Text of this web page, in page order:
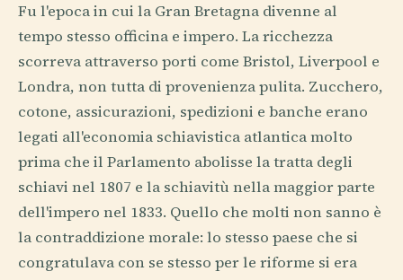
Fu l'epoca in cui la Gran Bretagna divenne al
tempo stesso officina e impero. La ricchezza
scorreva attraverso porti come Bristol, Liverpool e
Londra, non tutta di provenienza pulita. Zucchero,
cotone, assicurazioni, spedizioni e banche erano
legati all'economia schiavistica atlantica molto
prima che il Parlamento abolisse la tratta degli
schiavi nel 1807 e la schiavitù nella maggior parte
dell'impero nel 1833. Quello che molti non sanno è
la contraddizione morale: lo stesso paese che si
congratulava con se stesso per le riforme si era